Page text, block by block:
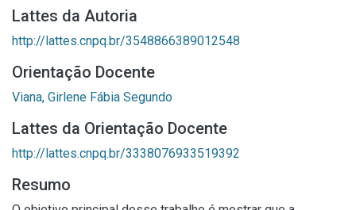
Lattes da Autoria
http://lattes.cnpq.br/3548866389012548
Orientação Docente
Viana, Girlene Fábia Segundo
Lattes da Orientação Docente
http://lattes.cnpq.br/3338076933519392
Resumo